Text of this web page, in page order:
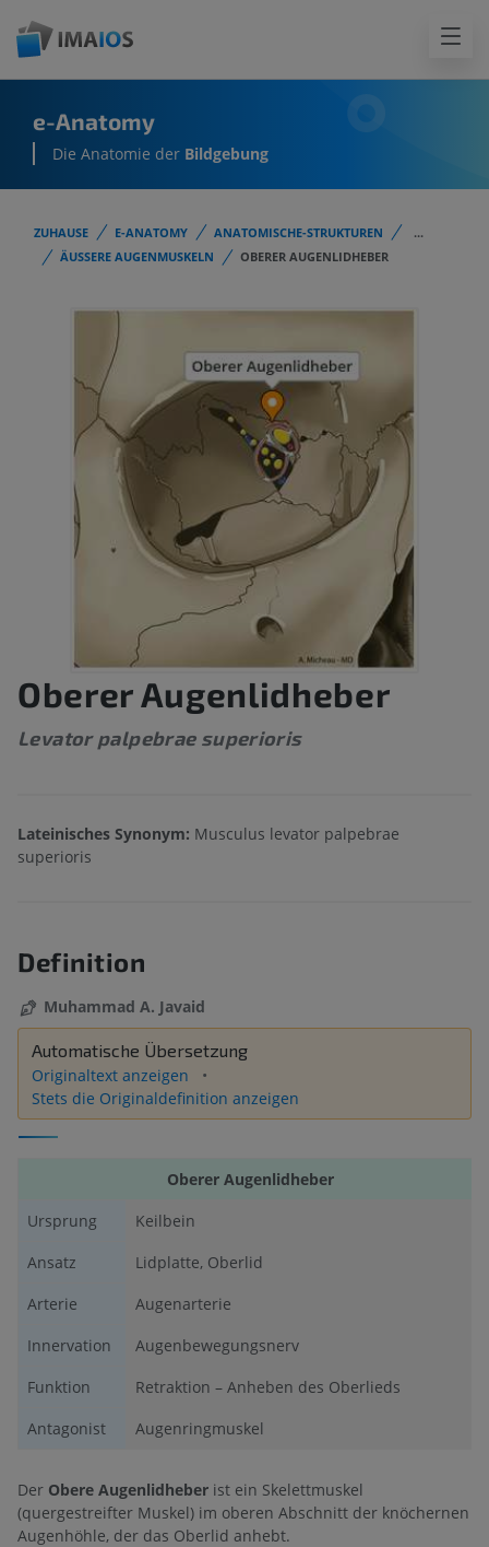
e-Anatomy
Die Anatomie der Bildgebung
ZUHAUSE E-ANATOMY ANATOMISCHE-STRUKTUREN
...
ÄUSSERE AUGENMUSKELN
OBERER AUGENLIDHEBER
Oberer Augenlidheber
Levator palpebrae superioris
Lateinisches Synonym: Musculus levator palpebrae
superioris
Definition
Muhammad A. Javaid
Automatische Übersetzung
Originaltext anzeigen
Stets die Originaldefinition anzeigen
Oberer Augenlidheber
Ursprung
Keilbein
Ansatz
Lidplatte, Oberlid
Arterie
Augenarterie
Innervation
Augenbewegungsnerv
Funktion
Retraktion – Anheben des Oberlieds
Antagonist
Augenringmuskel
Der Obere Augenlidheber ist ein Skelettmuskel
(quergestreifter Muskel) im oberen Abschnitt der knöchernen
Augenhöhle, der das Oberlid anhebt.